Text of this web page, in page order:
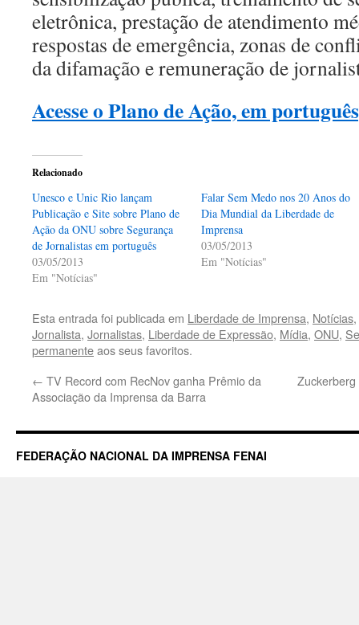
eletrônica, prestação de atendimento
respostas de emergência, zonas de
da difamação e remuneração de
Acesse o Plano de Ação, em
Relacionado
Unesco e Unic Rio lançam
Publicação e Site sobre Plano de
Ação da ONU sobre Segurança
de Jornalistas em português
03/05/2013
Em "Notícias"
Falar Sem Medo nos 20 Anos do
Dia Mundial da Liberdade de
Imprensa
03/05/2013
Em "Notícias"
Esta entrada foi publicada em Liberdade de Imprensa, Notícias,
Jornalista, Jornalistas, Liberdade de Expressão, Mídia, ONU,
permanenteaos seus favoritos.
← TV Record com RecNov ganha Prêmio da
Associação da Imprensa da Barra
FEDERAÇÃO NACIONAL DA IMPRENSA FENAI